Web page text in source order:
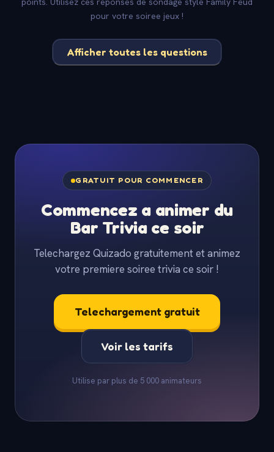
pour votre soiree jeux !
Afficher toutes les questions
GRATUIT POUR COMMENCER
Commencez a animer du
Bar Trivia ce soir
Telechargez Quizado gratuitement et animez
votre premiere soiree trivia ce soir !
Telechargement gratuit
Voir les tarifs
Utilise par plus de 5 000 animateurs